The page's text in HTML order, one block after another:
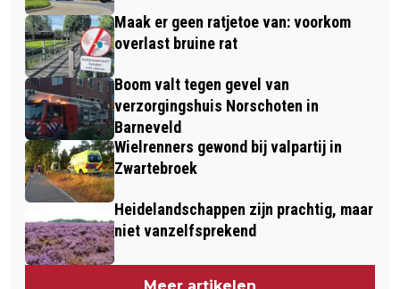
Maak er geen ratjetoe van: voorkom
overlast bruine rat
Boom valt tegen gevel van
verzorgingshuis Norschoten in
Barneveld
Wielrenners gewond bij valpartij in
Zwartebroek
Heidelandschappen zijn prachtig, maar
niet vanzelfsprekend
Meer artikelen